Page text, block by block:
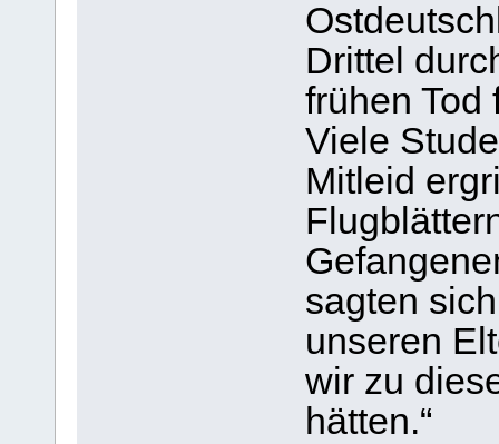
Drittel
frühen Tod
Viele
Mitleid
sagten
unseren
wir zu
hätten.“